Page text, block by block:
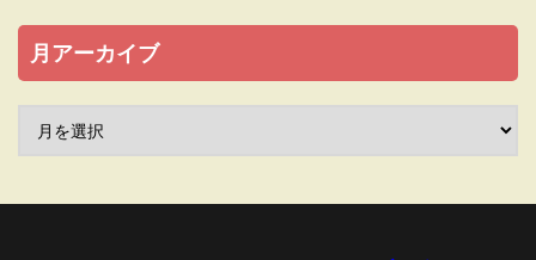
月アーカイブ